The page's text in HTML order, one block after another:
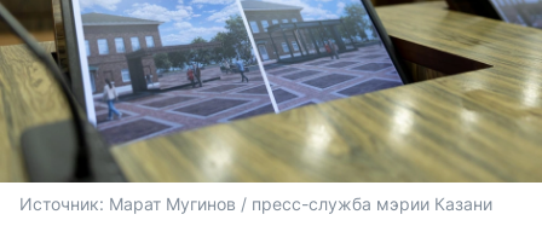
Источник: Марат Мугинов / пресс-служба мэрии Казани